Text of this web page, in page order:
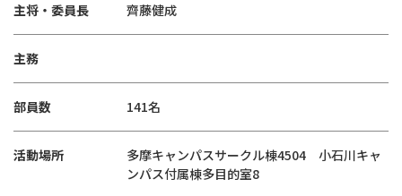
主将・委員長 齊藤健成
主務
部員数 141名
活動場所
多摩キャンパスサークル棟4504 小石川キャ
ンパス付属棟多目的室8